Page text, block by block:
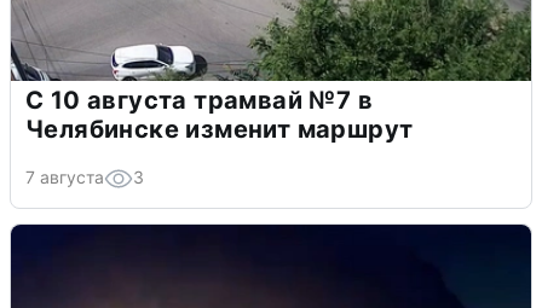
С 10 августа трамвай №7 в
Челябинске изменит маршрут
7 августа 3